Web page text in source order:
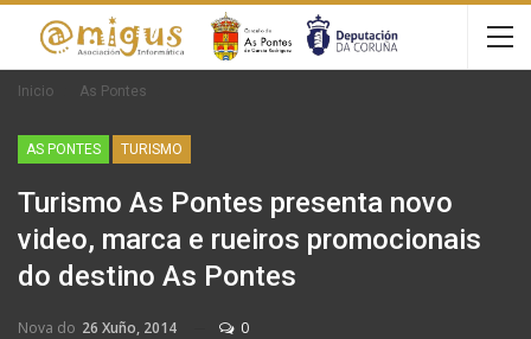
Inicio As Pontes
AS PONTES TURISMO
Turismo As Pontes presenta novo
video, marca e rueiros promocionais
do destino As Pontes
Nova do 26 Xuño, 2014 0